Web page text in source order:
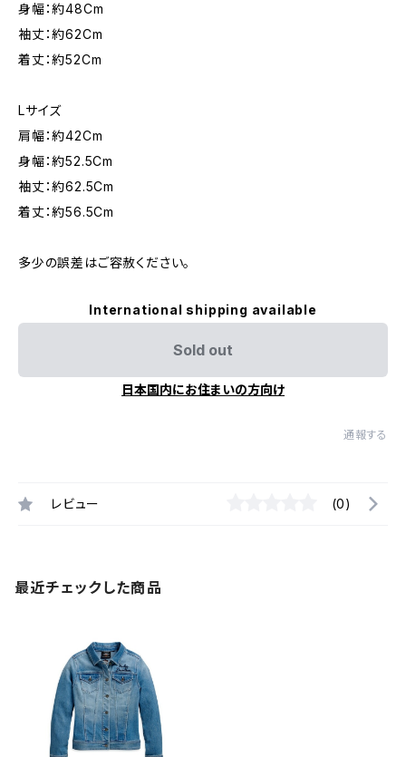
身幅：約48Cm
袖丈：約62Cm
着丈：約52Cm
Lサイズ
肩幅：約42Cm
身幅：約52.5Cm
袖丈：約62.5Cm
着丈：約56.5Cm
多少の誤差はご容赦ください。
International shipping available
Sold out
日本国内にお住まいの方向け
通報する
レビュー (0)
最近チェックした商品